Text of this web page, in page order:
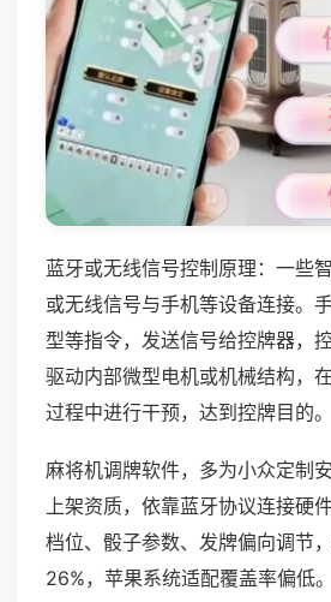
蓝牙或无线信号控制原理：一些
或无线信号与手机等设备连接。
型等指令，发送信号给控牌器，
驱动内部微型电机或机械结构，
过程中进行干预，达到控牌目的。
麻将机调牌软件，多为小众定制
上架资质，依靠蓝牙协议连接硬
档位、骰子参数、发牌偏向调节
26%，苹果系统适配覆盖率偏低。